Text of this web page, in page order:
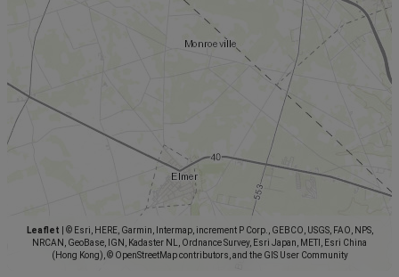
Leaflet
© Esri, HERE, Garmin, Intermap, increment P Corp., GEBCO, USGS, FAO, NPS,
NRCAN, GeoBase, IGN, Kadaster NL, Ordnance Survey, Esri Japan, METI, Esri China
(Hong Kong), © OpenStreetMap contributors, and the GIS User Community